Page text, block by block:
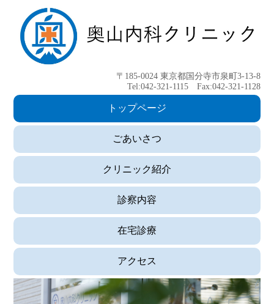
〒185-0024 東京都国分寺市泉町3-13-8
Tel:042-321-1115 Fax:042-321-1128
トップページ
ごあいさつ
クリニック紹介
診察内容
在宅診療
アクセス